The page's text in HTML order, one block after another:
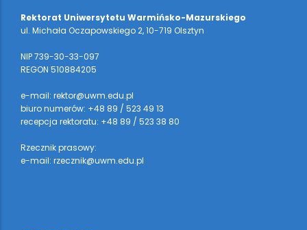
Rektorat Uniwersytetu Warmińsko-Mazurskiego
ul. Michała Oczapowskiego 2, 10-719 Olsztyn
NIP 739-30-33-097
REGON 510884205
e-mail: rektor@uwm.edu.pl
biuro numerów: +48 89 / 523 49 13
recepcja rektoratu: +48 89 / 523 38 80
Rzecznik prasowy:
e-mail: rzecznik@uwm.edu.pl